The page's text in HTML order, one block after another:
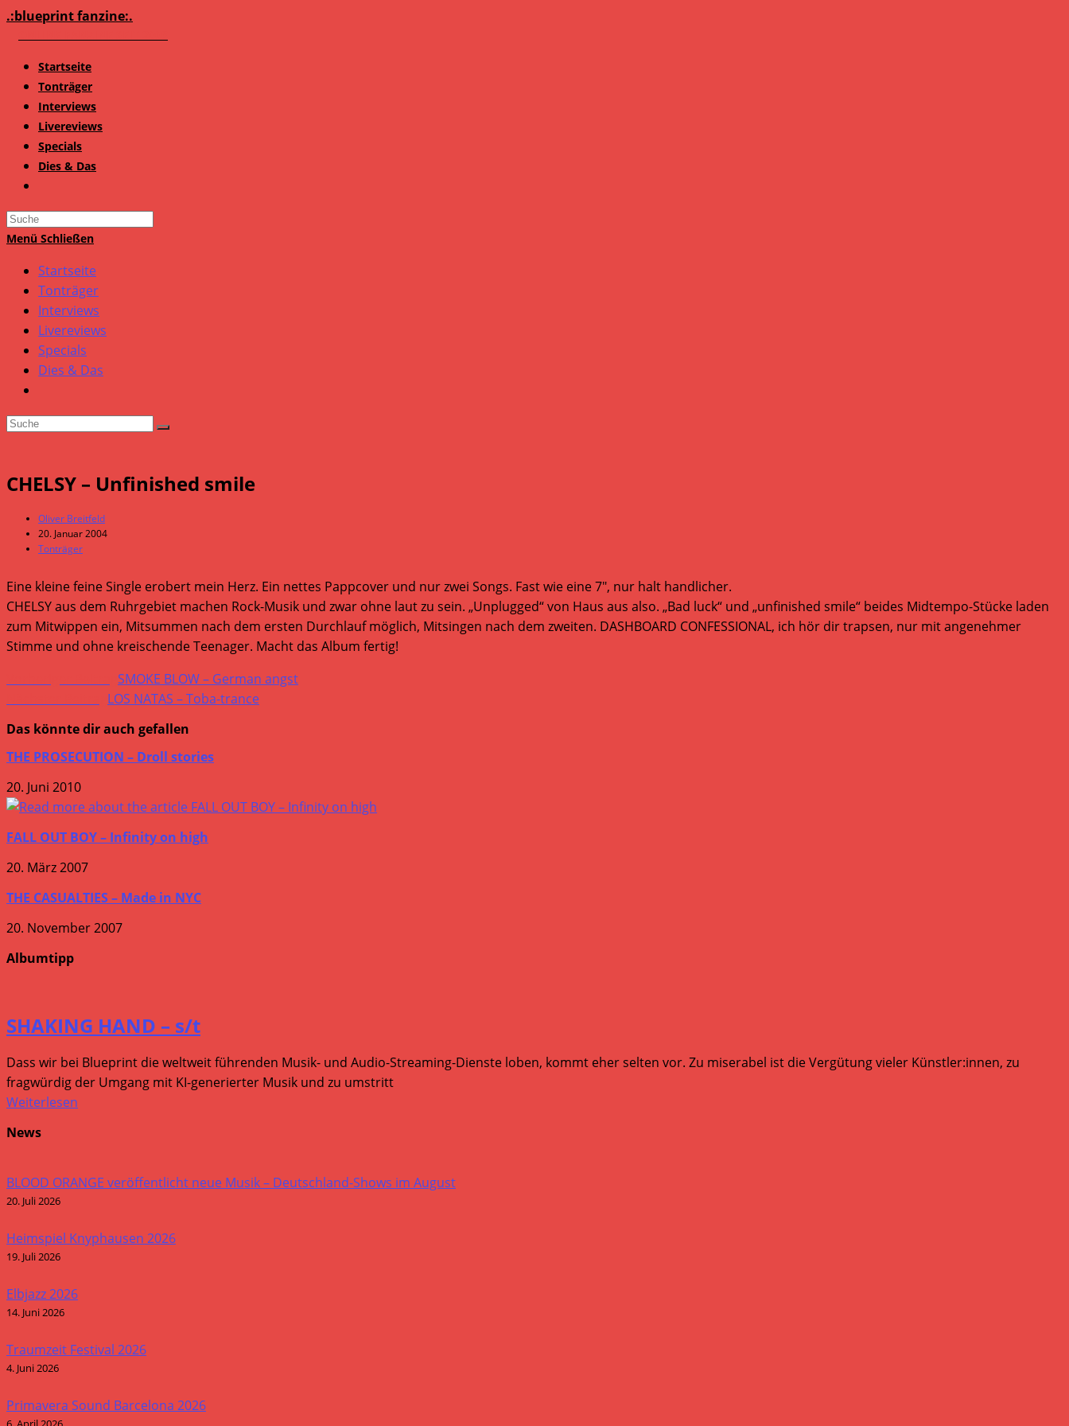
Zum
.:blueprint fanzine:.
Startseite
Tonträger
Interviews
Livereviews
Specials
Dies & Das
Search
this
Menü Schließen
Startseite
Tonträger
Interviews
Livereviews
Specials
Dies & Das
CHELSY – Unfinished smile
Beitrags-
Autor:
Oliver Breitfeld
Beitrag
veröffentlicht:
20. Januar 2004
Beitrags-
Tonträger
Eine kleine feine Single erobert mein Herz. Ein nettes Pappcover und nur zwei Songs. Fast wie eine 7″, nur halt handlicher.
CHELSY aus dem Ruhrgebiet machen Rock-Musik und zwar ohne laut zu sein. „Unplugged“ von Haus aus also. „Bad luck“ und „unfinished smile“ beides Midtempo-Stücke laden
zum Mitwippen ein, Mitsummen nach dem ersten Durchlauf möglich, Mitsingen nach dem zweiten. DASHBOARD CONFESSIONAL, ich hör dir trapsen, nur mit angenehmer
Stimme und ohne kreischende Teenager. Macht das Album fertig!
Weitere
Artikel
ansehen
SMOKE BLOW – German angst
LOS NATAS – Toba-trance
Das könnte dir auch gefallen
THE PROSECUTION – Droll stories
20. Juni 2010
FALL OUT BOY – Infinity on high
20. März 2007
THE CASUALTIES – Made in NYC
20. November 2007
Albumtipp
SHAKING HAND – s/t
Dass wir bei Blueprint die weltweit führenden Musik- und Audio-Streaming-Dienste loben, kommt eher selten vor. Zu miserabel ist die Vergütung vieler Künstler:innen, zu
fragwürdig der Umgang mit KI-generierter Musik und zu umstritt
Weiterlesen
News
BLOOD ORANGE veröffentlicht neue Musik – Deutschland-Shows im August
20. Juli 2026
Heimspiel Knyphausen 2026
19. Juli 2026
Elbjazz 2026
14. Juni 2026
Traumzeit Festival 2026
4. Juni 2026
Primavera Sound Barcelona 2026